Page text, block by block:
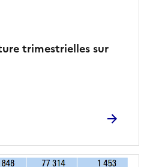
trimestrielles sur